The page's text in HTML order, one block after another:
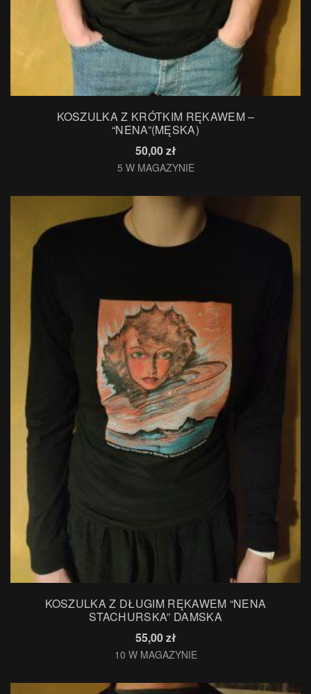
KOSZULKA Z KRÓTKIM RĘKAWEM –
“NENA”(MĘSKA)
50,00zł
5 W MAGAZYNIE
KOSZULKA Z DŁUGIM RĘKAWEM “NENA
STACHURSKA” DAMSKA
55,00zł
10 W MAGAZYNIE